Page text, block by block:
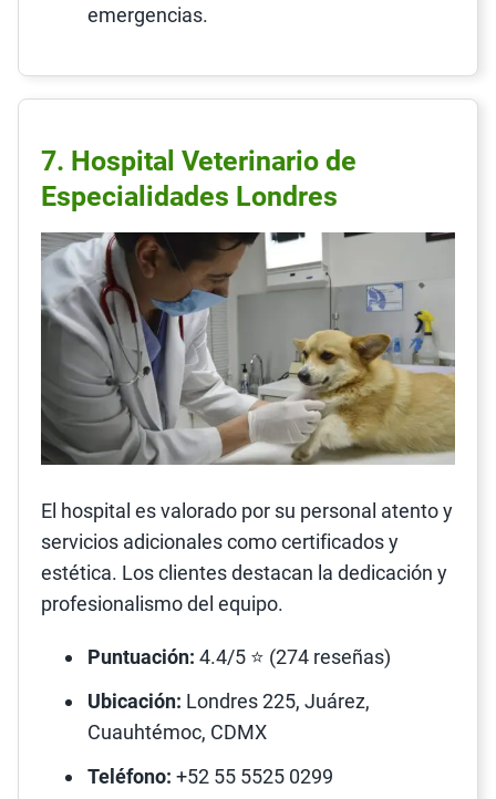
emergencias.
7. Hospital Veterinario de
Especialidades Londres
El hospital es valorado por su personal atento y
servicios adicionales como certificados y
estética. Los clientes destacan la dedicación y
profesionalismo del equipo.
Puntuación: 4.4/5 ⭐ (274 reseñas)
Ubicación: Londres 225, Juárez,
Cuauhtémoc, CDMX
Teléfono: +52 55 5525 0299